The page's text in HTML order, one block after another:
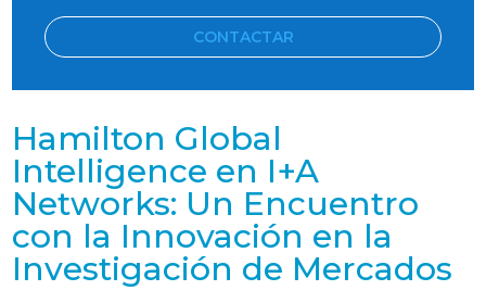
CONTACTAR
Hamilton Global
Intelligence en I+A
Networks: Un Encuentro
con la Innovación en la
Investigación de Mercados